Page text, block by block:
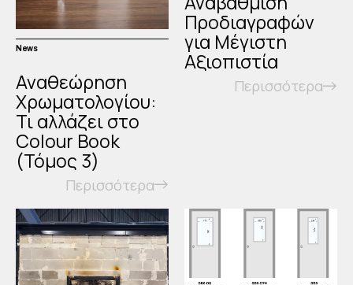
News
Αναθεώρηση
Χρωματολογίου:
Τι αλλάζει στο
Colour Book
(Τόμος 3)
Περισσότερα
Προδιαγραφών
για Μέγιστη
Αξιοπιστία
Περισσότερα